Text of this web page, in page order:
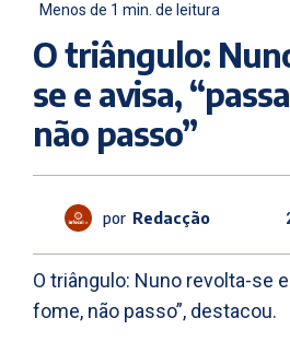
Menos de 1 min. de leitura
O triângulo:
se e avisa,
não passo”
por Redacção
O triângulo: Nuno revolta-se
fome, não passo”, destacou.